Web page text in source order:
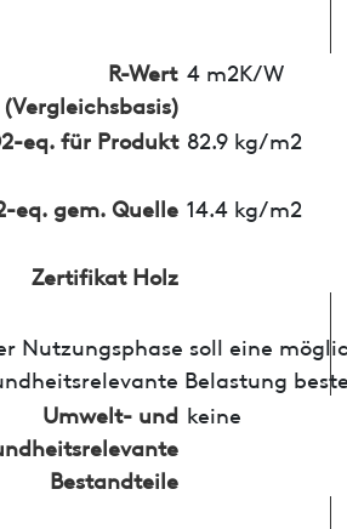
R-Wert
(Vergleichsbasis)
4 m2K/W
eq. für Produkt 82.9 kg/m2
eq. gem. Quelle 14.4 kg/m2
Zertifikat Holz
Nutzungsphase soll eine
Belastung
Umwelt- und
Bestandteile
keine